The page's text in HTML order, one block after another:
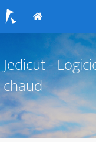
Jedicut -
chaud